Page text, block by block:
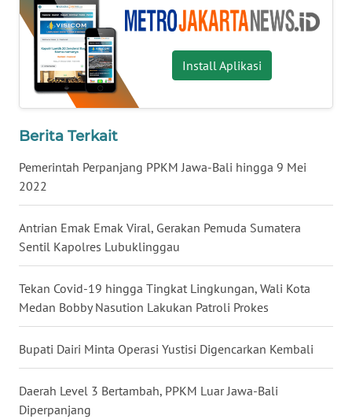
Install Aplikasi
Berita Terkait
Pemerintah Perpanjang PPKM Jawa-Bali hingga 9 Mei
2022
Antrian Emak Emak Viral, Gerakan Pemuda Sumatera
Sentil Kapolres Lubuklinggau
Tekan Covid-19 hingga Tingkat Lingkungan, Wali Kota
Medan Bobby Nasution Lakukan Patroli Prokes
Bupati Dairi Minta Operasi Yustisi Digencarkan Kembali
Daerah Level 3 Bertambah, PPKM Luar Jawa-Bali
Diperpanjang
WN
KALTARA
WN
KALSEL
KALTIM
SULSEL
WN
GORONTALO
WN
SULUT
WN
MALUKU